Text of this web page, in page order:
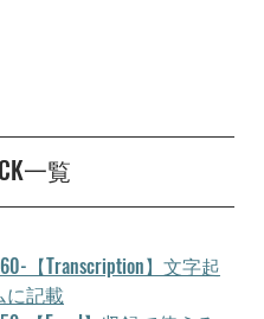
一覧
【Transcription】文字起
に記載